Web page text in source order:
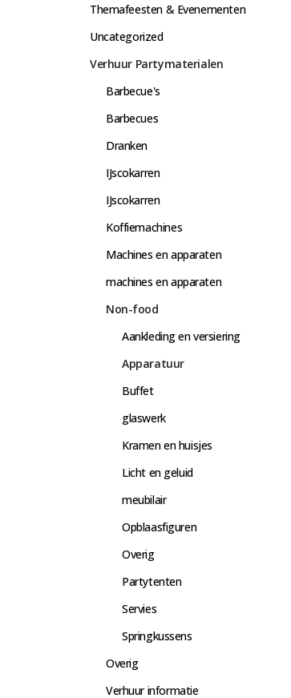
Themafeesten & Evenementen
Uncategorized
Verhuur Partymaterialen
Barbecue's
Barbecues
Dranken
IJscokarren
IJscokarren
Koffiemachines
Machines en apparaten
machines en apparaten
Non-food
Aankleding en versiering
Apparatuur
Buffet
glaswerk
Kramen en huisjes
Licht en geluid
meubilair
Opblaasfiguren
Overig
Partytenten
Servies
Springkussens
Overig
Verhuur informatie